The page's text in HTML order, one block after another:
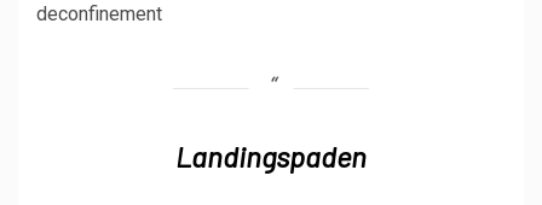
deconfinement
Landingspaden